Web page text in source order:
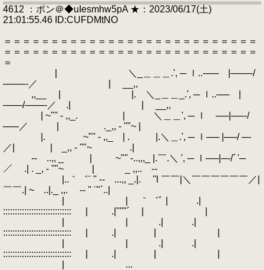
4612 ：ポン＠◆uIesmhw5pA ★：2023/06/17(土)
21:01:55.46 ID:CUFDMtNO
＝＝＝＝＝＝＝＝＝＝＝＝＝＝＝＝＝＝＝＝＝＝＝＝＝＝＝
＝＝＝＝＝＝＝＝＝＝＝＝＝＝＝＝＝＝＝＝＝＝＝＝＝＝＝
＝
| ＼_＿＿＿.', ─ ｌ..‐── |───‐/
───‐‐／ | __,,
,,__ | |. ＼_＿＿_.', ─ ｌ..── |
───/───‐／ .| | __,,
| ~"'' - ,,_. | ＼＿＿', ─ ｌ ──|──‐/
──‐／ | ._,, - ''"~ |
|. ~"'' - ,,_ | . |.＼＿.', ─ ｌ── |──/ ─‐
／| | _,, - ''"~ .|
‐- ..,, _ | ~"'' -..,,,_ |.￣.＼ ', ─ ｌ──|─‐/ﾞ'─
／ .| . _, - ''"~ | _ ,,.. -‐
|..｀゛¨ '' ‐- ...,, _.|. ''l ￣￣|＼￣￣￣￣￣￣／|
￣￣.| ~ ..|._ ,,. -‐ '' ¨"´..|
| | ｀゛ﾞ | .|
::::::::::::::::::::::::::::: | .|''''"´ | |
| | .| .|
::::::::::::::::::::::::::::: | .| | |
| | .| .|
::::::::::::::::::::::::::::: | .| | |
| ...